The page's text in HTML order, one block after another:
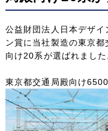
個人情報保護方針
利用規約
お問い合わせ
玄関ドア、サッシ、
公益財団法人日本デザ
ン賞に当社製造の東京
向け20系が選ばれました
東京都交通局殿向け